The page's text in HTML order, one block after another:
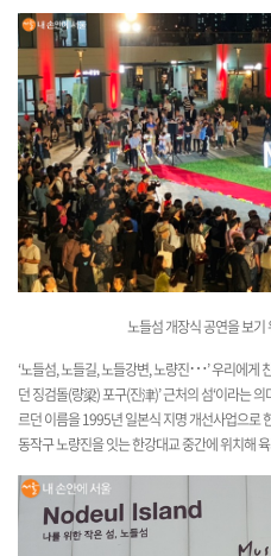
노들섬 개장식 공연을 보
‘노들섬, 노들길, 노들강변, 노량진…’ 우리에게
던 징검돌(량梁) 포구(진津)’ 근처의 섬‘이라는
르던 이름을 1995년 일본식 지명 개선사업으로
동작구 노량진을 잇는 한강대교 중간에 위치해